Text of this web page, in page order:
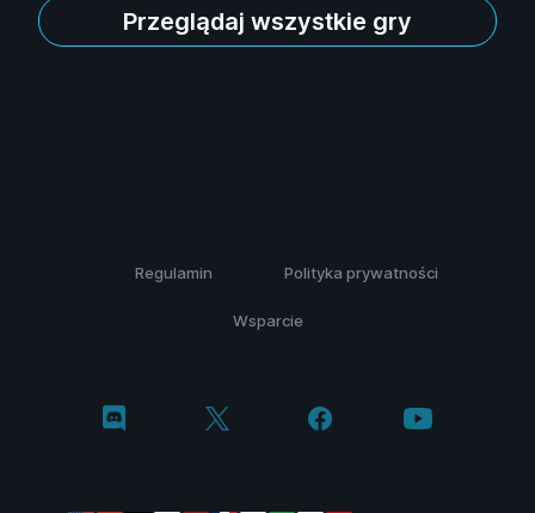
Przeglądaj wszystkie gry
Regulamin Polityka prywatności
Wsparcie